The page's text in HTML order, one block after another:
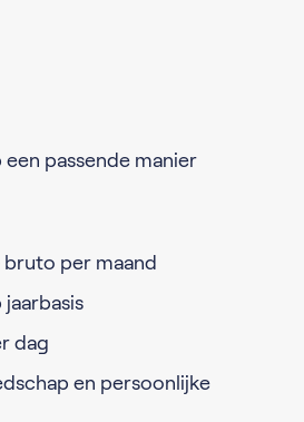
passende manier
per maand
dag
en persoonlijke